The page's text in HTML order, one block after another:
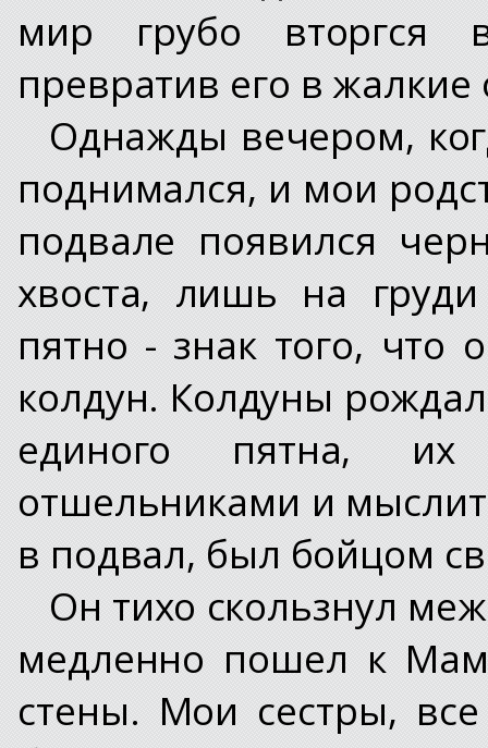
мир грубо вторгся
превратив его в жалкие
Однажды вечером,
поднимался, и мои
подвале появился
хвоста, лишь на
пятно - знак того, что
колдун. Колдуны
единого пятна, их
отшельниками и
в подвал, был бойцом
Он тихо скользнул
медленно пошел к
стены. Мои сестры,